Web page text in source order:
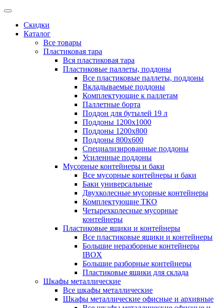
Скидки
Каталог
Все товары
Пластиковая тара
Вся пластиковая тара
Пластиковые паллеты, поддоны
Все пластиковые паллеты, поддоны
Вкладываемые поддоны
Комплектующие к паллетам
Паллетные борта
Поддон для бутылей 19 л
Поддоны 1200х1000
Поддоны 1200х800
Поддоны 800х600
Специализированные поддоны
Усиленные поддоны
Мусорные контейнеры и баки
Все мусорные контейнеры и баки
Баки универсальные
Двухколесные мусорные контейнеры
Комплектующие ТКО
Четырехколесные мусорные
контейнеры
Пластиковые ящики и контейнеры
Все пластиковые ящики и контейнеры
Большие неразборные контейнеры
IBOX
Большие разборные контейнеры
Пластиковые ящики для склада
Шкафы металлические
Все шкафы металлические
Шкафы металлические офисные и архивные